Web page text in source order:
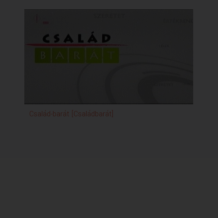
Család-barát [Családbarát]